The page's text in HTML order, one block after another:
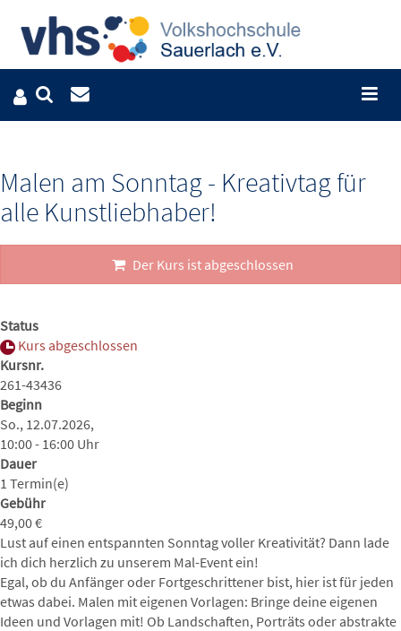
Malen am Sonntag - Kreativtag für
alle Kunstliebhaber!
Der Kurs ist abgeschlossen
Status
Kurs abgeschlossen
Kursnr.
261-43436
Beginn
So., 12.07.2026,
10:00 - 16:00 Uhr
Dauer
1 Termin(e)
Gebühr
49,00 €
Lust auf einen entspannten Sonntag voller Kreativität? Dann lade
ich dich herzlich zu unserem Mal-Event ein!
Egal, ob du Anfänger oder Fortgeschrittener bist, hier ist für jeden
etwas dabei. Malen mit eigenen Vorlagen: Bringe deine eigenen
Ideen und Vorlagen mit! Ob Landschaften, Porträts oder abstrakte